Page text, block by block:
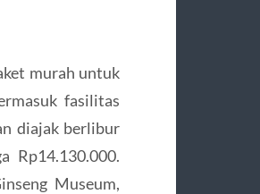
murah untuk
fasilitas
diajak berlibur
Rp14.130.000.
Museum,